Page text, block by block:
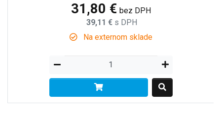
31,80 € bez DPH
39,11 € s DPH
Na externom sklade